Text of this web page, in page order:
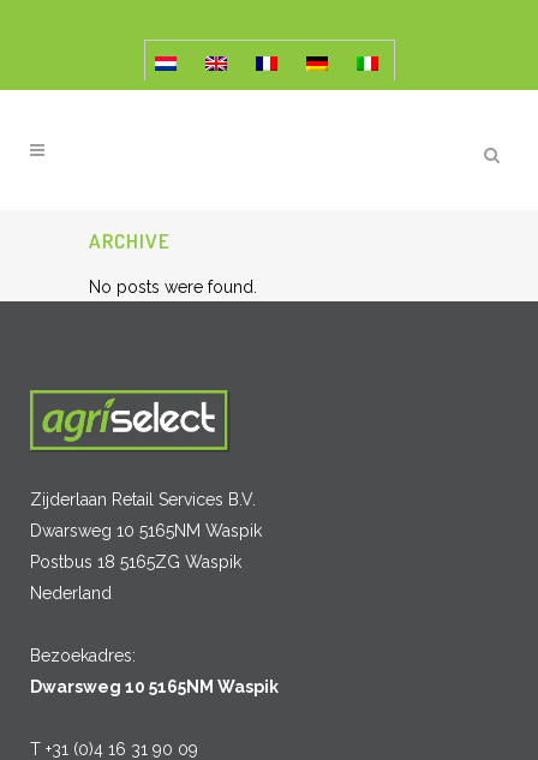
ARCHIVE
No posts were found.
Zijderlaan Retail Services B.V.
Dwarsweg 10 5165NM Waspik
Postbus 18 5165ZG Waspik
Nederland
Bezoekadres:
Dwarsweg 10 5165NM Waspik
T +31 (0)4 16 31 90 09